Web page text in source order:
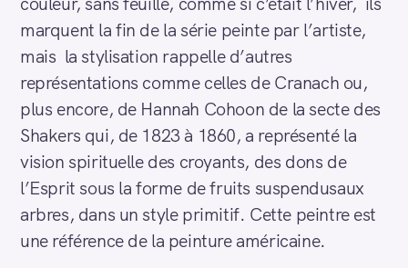
marquent la fin de la série peinte par l’artiste,
mais la stylisation rappelle d’autres
représentations comme celles de Cranach ou,
plus encore, de Hannah Cohoon de la secte des
Shakers qui, de 1823 à 1860, a représenté la
vision spirituelle des croyants, des dons de
l’Esprit sous la forme de fruits suspendusaux
arbres, dans un style primitif. Cette peintre est
une référence de la peinture américaine.